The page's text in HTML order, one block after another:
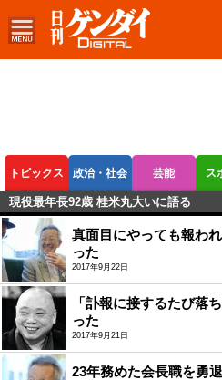
トピックス 政治・社会 芸能 ス
ボートレース 競輪 オートレース
現役最年長92歳 桂米丸大いに語る
真面目にやっても報わ
った
2017年9月22日
「訃報に接するたび落
った
2017年9月21日
23年務めた会長職を勇